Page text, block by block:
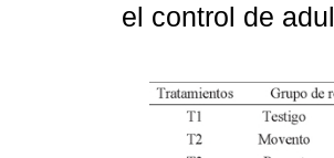
el control de